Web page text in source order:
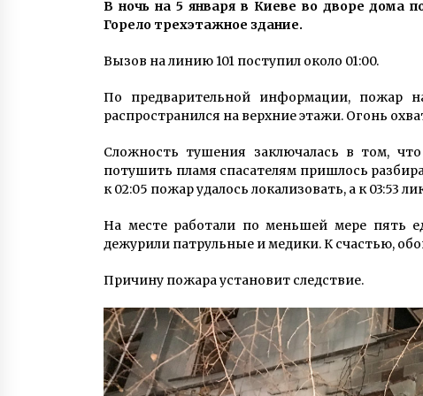
3 роки ago
Річку під Києвом невідомі
закидали каністрами з хімікатами
5 років ago
школярів випустять учнівські
квитки на 36 мільйонів гривень
6 років ago
В ночь на 5 января в Киеве во дворе дома
Горело трехэтажное здание.
Вызов на линию 101 поступил около 01:00.
По предварительной информации, пожар
распространился на верхние этажи. Огонь
Сложность тушения заключалась в том,
потушить пламя спасателям пришлось
к 02:05 пожар удалось локализовать, а к 03:53
На месте работали по меньшей мере пять
дежурили патрульные и медики. К счастью,
Причину пожара установит следствие.